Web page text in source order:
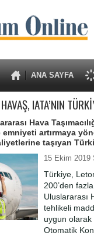
ANA SAYFA
HAVAŞ, IATA’NIN
Hava
artırmaya
taşıyan
15 Ekim 2019
Türkiye,
200’den
Uluslararası
tehlikeli
uygun
Otomatik